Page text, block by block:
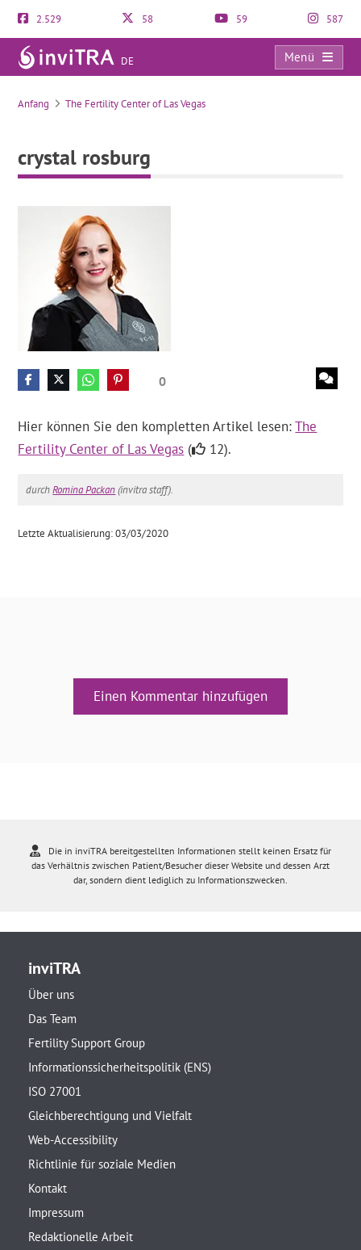
2.529 58 59 587
DE
Menü
crystal rosburg
Anfang The Fertility Center of Las Vegas
crystal rosburg
0
Hier können Sie den kompletten Artikel lesen:The
Fertility Center of Las Vegas ( 12).
durchRomina Packan(invitra staff).
Letzte Aktualisierung: 03/03/2020
Einen Kommentar hinzufügen
Die in inviTRA bereitgestellten Informationen stellt keinen Ersatz für
das Verhältnis zwischen Patient/Besucher dieser Website und dessen Arzt
dar, sondern dient lediglich zu Informationszwecken.
inviTRA
Über uns
Das Team
Fertility Support Group
Informationssicherheitspolitik (ENS)
ISO 27001
Gleichberechtigung und Vielfalt
Web-Accessibility
Richtlinie für soziale Medien
Kontakt
Impressum
Redaktionelle Arbeit